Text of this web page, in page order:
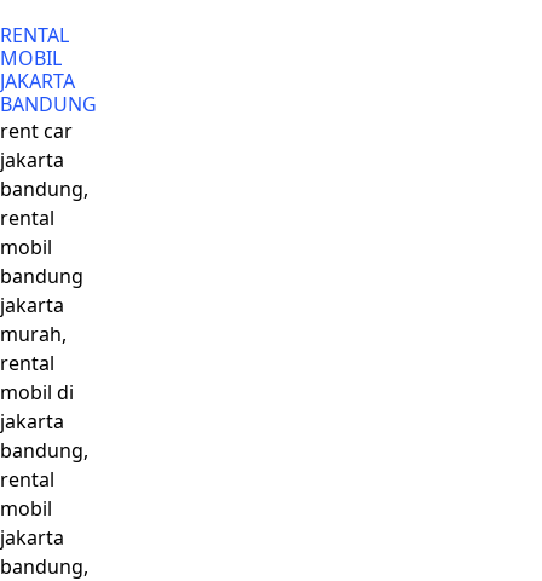
RENTAL
MOBIL
JAKARTA
BANDUNG
rent car
jakarta
bandung,
rental
mobil
bandung
jakarta
murah,
rental
mobil di
jakarta
bandung,
rental
mobil
jakarta
bandung,